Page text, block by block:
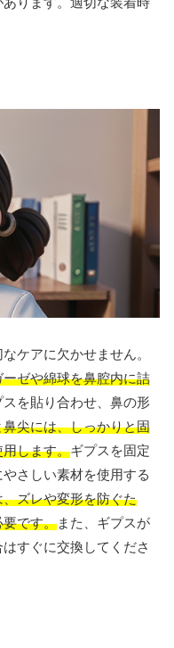
ケアに欠かせません。
ゼや綿球を鼻腔内に詰
を貼り合わせ、鼻の形
尖には、しっかりと固
します。ギプスを固定
さしい素材を使用する
ズレや変形を防ぐた
要です。また、ギプスが
すぐに交換してくださ